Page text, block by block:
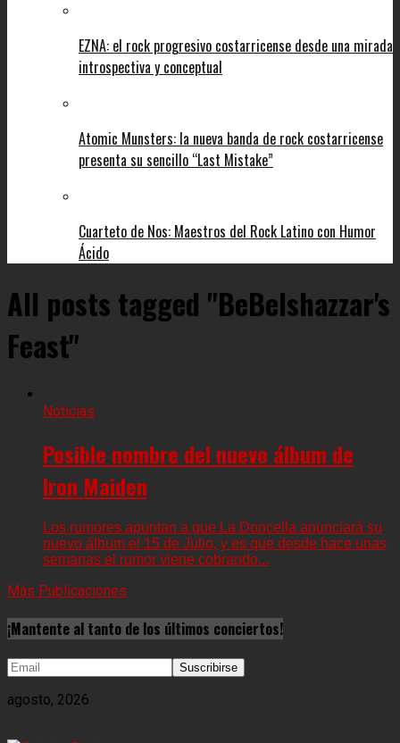
EZNA: el rock progresivo costarricense desde una mirada
introspectiva y conceptual
Atomic Munsters: la nueva banda de rock costarricense
presenta su sencillo “Last Mistake”
Cuarteto de Nos: Maestros del Rock Latino con Humor
Ácido
All posts tagged "BeBelshazzar's
Feast"
Noticias
Posible nombre del nuevo álbum de
Iron Maiden
Los rumores apuntan a que La Doncella anunciará su
nuevo álbum el 15 de Julio, y es que desde hace unas
semanas el rumor viene cobrando...
Más Publicaciones
¡Mantente al tanto de los últimos conciertos!
agosto, 2026